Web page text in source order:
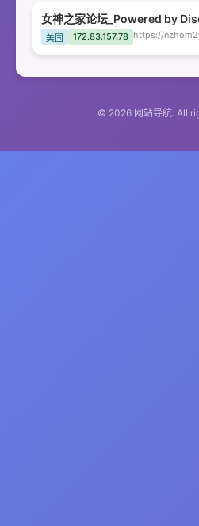
女神之家论坛_Powered by
美国 172.83.157.78 https://
© 2026 网站导航. All